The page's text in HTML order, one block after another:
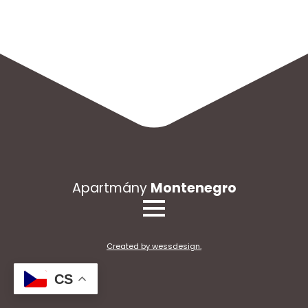
Apartmány Montenegro
Created by wessdesign.
CS